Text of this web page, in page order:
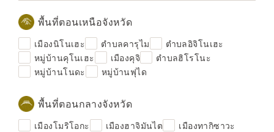
พื้นที่ตอนเหนือจังหวัด
เมืองนิโนเฮะ ตำบลคารุไม
ตำบลอิจิโนเฮะ
หมู่บ้านคุโนเฮะ
เมืองคุจิ
ตำบลฮิโรโนะ
หมู่บ้านโนดะ
หมู่บ้านฟุได
พื้นที่ตอนกลางจังหวัด
เมืองโมริโอกะ เมืองฮาจิมันไต
เมืองทากิซาวะ